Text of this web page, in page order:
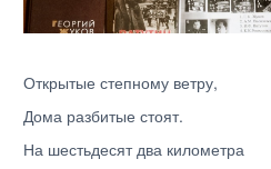
Открытые степному ветру,
Дома разбитые стоят.
На шестьдесят два километра